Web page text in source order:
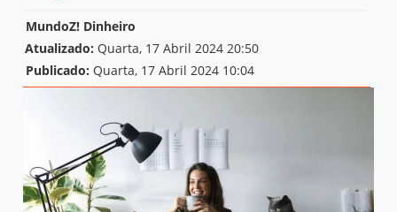
MundoZ! Dinheiro
Atualizado: Quarta, 17 Abril 2024 20:50
Publicado: Quarta, 17 Abril 2024 10:04